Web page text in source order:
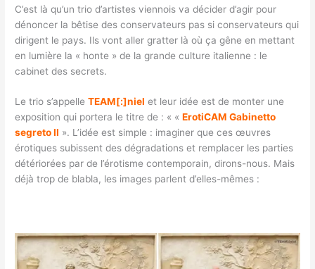
C’est là qu’un trio d’artistes viennois va décider d’agir pour
dénoncer la bêtise des conservateurs pas si conservateurs qui
dirigent le pays. Ils vont aller gratter là où ça gêne en mettant
en lumière la « honte » de la grande culture italienne : le
cabinet des secrets.
Le trio s’appelleTEAM[:]niel et leur idée est de monter une
exposition qui portera le titre de : « «ErotiCAM Gabinetto
segreto II ». L’idée est simple : imaginer que ces œuvres
érotiques subissent des dégradations et remplacer les parties
détériorées par de l’érotisme contemporain, dirons-nous. Mais
déjà trop de blabla, les images parlent d’elles-mêmes :